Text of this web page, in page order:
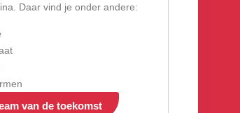
Daar vind je onder andere:
van de toekomst